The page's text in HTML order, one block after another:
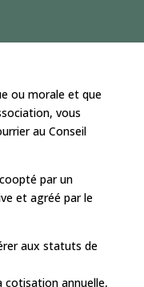
ou morale et que
vous
au Conseil
par un
et agréé par le
aux statuts de
cotisation annuelle,